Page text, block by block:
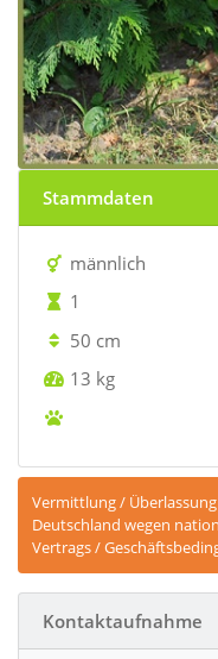
Stammdaten
männlich
1
50 cm
13 kg
Vermittlung /
Deutschland wegen
Vertrags /
Kontaktaufnahme